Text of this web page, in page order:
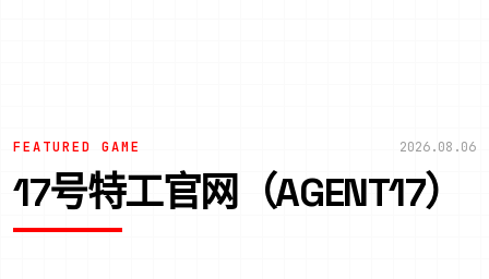
FEATURED GAME 2026.08.06
17号特工官网（AGENT17）